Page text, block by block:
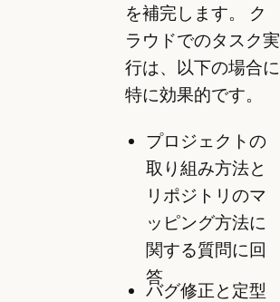
を補完します。 ク
ラウドでのタスク実
行は、以下の場合に
特に効果的です。
プロジェクトの
取り組み方法と
リポジトリのマ
ッピング方法に
関する質問に回
答
バグ修正と定型